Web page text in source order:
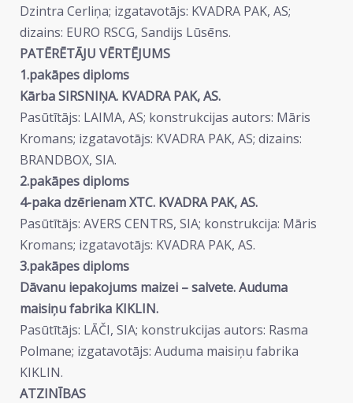
Dzintra Cerliņa; izgatavotājs: KVADRA PAK, AS;
dizains: EURO RSCG, Sandijs Lūsēns.
PATĒRĒTĀJU VĒRTĒJUMS
1.pakāpes diploms
Kārba SIRSNIŅA. KVADRA PAK, AS.
Pasūtītājs: LAIMA, AS; konstrukcijas autors: Māris
Kromans; izgatavotājs: KVADRA PAK, AS; dizains:
BRANDBOX, SIA.
2.pakāpes diploms
4-paka dzērienam XTC. KVADRA PAK, AS.
Pasūtītājs: AVERS CENTRS, SIA; konstrukcija: Māris
Kromans; izgatavotājs: KVADRA PAK, AS.
3.pakāpes diploms
Dāvanu iepakojums maizei – salvete. Auduma
maisiņu fabrika KIKLIN.
Pasūtītājs: LĀČI, SIA; konstrukcijas autors: Rasma
Polmane; izgatavotājs: Auduma maisiņu fabrika
KIKLIN.
ATZINĪBAS